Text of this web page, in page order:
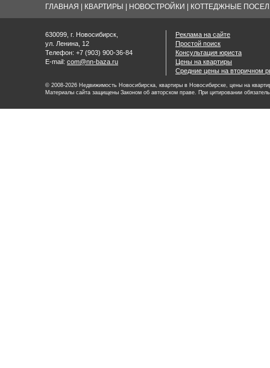
ГЛАВНАЯ КВАРТИРЫ НОВОСТРОЙКИ КОТТЕДЖНЫЕ
630099, г. Новосибирск,
ул. Ленина, 12
Телефон: +7 (903) 900-36-84
E-mail: com@nn-baza.ru
Реклама на сайте
Простой поиск
Консультация юриста
Цены на квартиры
Средние цены на вторичном
© 2008-2026 Недвижимость Новосибирска, квартиры в Новосибирске, цены на
Материалы сайта защищены Законом об авторском праве. При цитировании